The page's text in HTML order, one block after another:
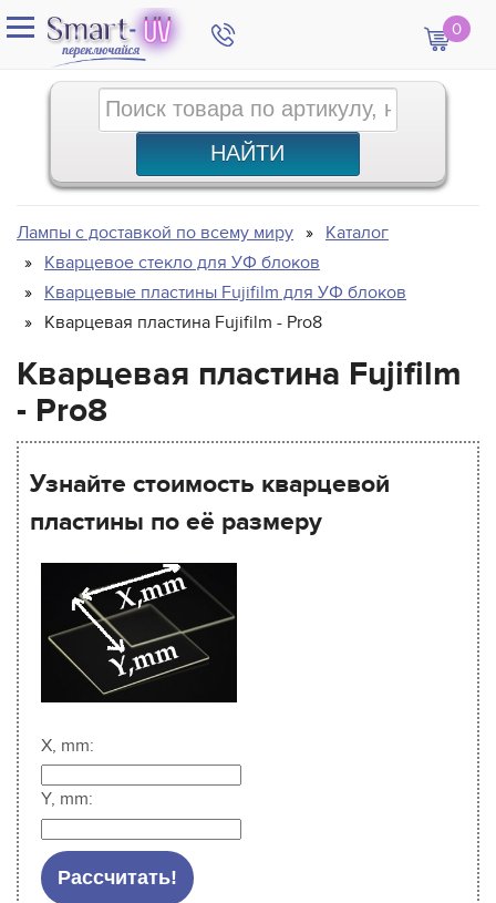
0
Лампы с доставкой по всему миру
Каталог
Кварцевое стекло для УФ блоков
Кварцевые пластины Fujifilm для УФ блоков
Кварцевая пластина Fujifilm - Pro8
Кварцевая пластина Fujifilm
- Pro8
Узнайте стоимость кварцевой
пластины по её размеру
X, mm:
Y, mm: